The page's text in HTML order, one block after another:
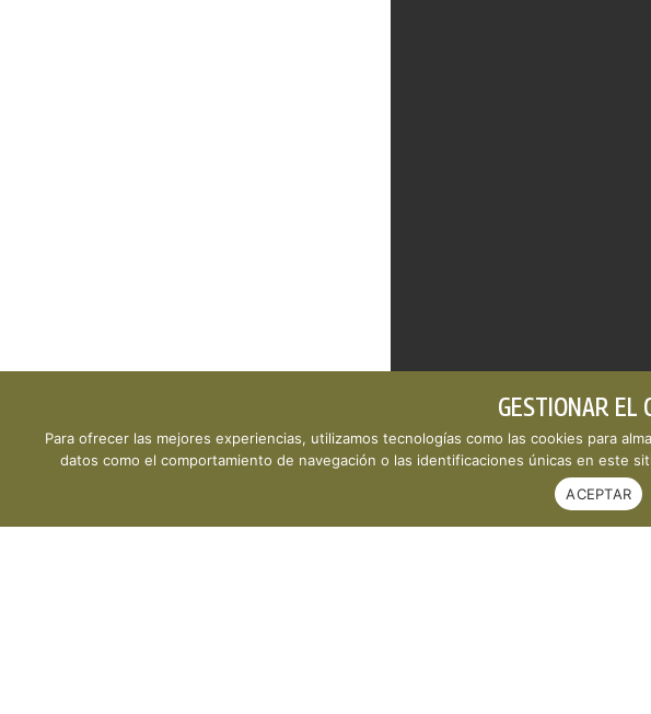
DESCARGA PDF
GESTIONAR EL
Para ofrecer las mejores experiencias, utilizamos tecnologías como las cookies para
datos como el comportamiento de navegación o las identificaciones únicas en este
ACEPTAR